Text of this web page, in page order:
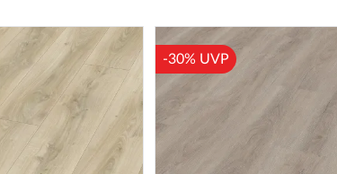
-30% UVP